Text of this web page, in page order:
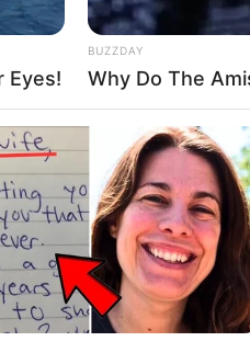
sentimental.
de forma
que tenía dos
NEWS
Eyes!
BUZZDAY
Why Do The